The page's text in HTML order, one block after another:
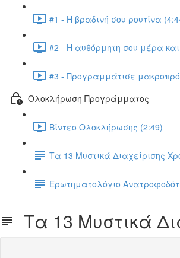
#1 - Η βραδινή σου ρουτίνα
#2 - Η αυθόρμητη σου μέρα
#3 - Προγραμμάτισε
Ολοκλήρωση Προγράμματος
Βίντεο Ολοκλήρωσης (2:49)
Τα 13 Μυστικά Διαχείρισης
Ερωτηματολόγιο
Τα 13 Μυστικά